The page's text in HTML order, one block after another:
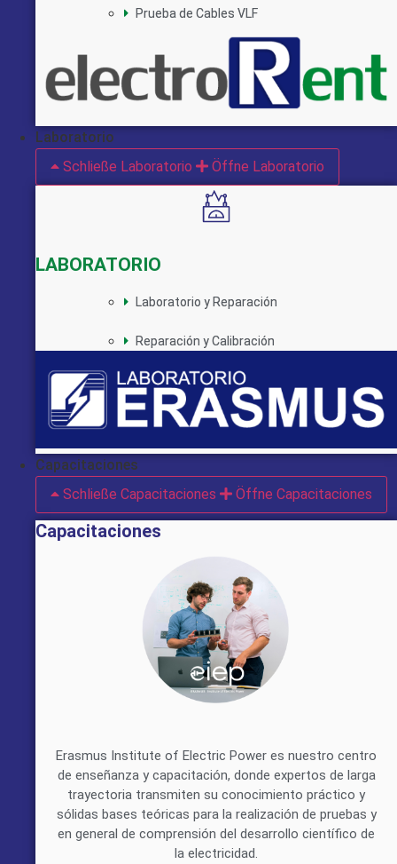
Prueba de Cables VLF
Laboratorio
Schließe Laboratorio
Öffne Laboratorio
LABORATORIO
Laboratorio y Reparación
Reparación y Calibración
Capacitaciones
Schließe Capacitaciones
Öffne Capacitaciones
Capacitaciones
Erasmus Institute of Electric Power es nuestro centro
de enseñanza y capacitación, donde expertos de larga
trayectoria transmiten su conocimiento práctico y
sólidas bases teóricas para la realización de pruebas y
en general de comprensión del desarrollo científico de
la electricidad.